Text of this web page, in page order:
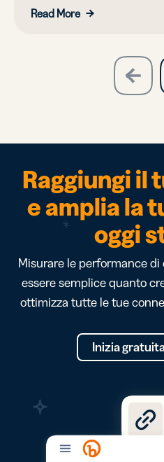
Read More
previous
slide
Raggiungi il
e amplia la
oggi
Misurare le performance
essere semplice quanto
ottimizza tutte le tue
Inizia